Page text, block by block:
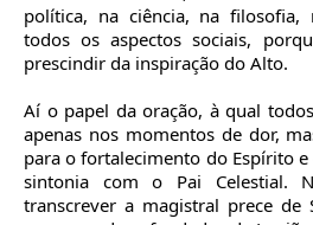
política, na ciência, na
todos os aspectos sociais,
prescindir da inspiração do Alto.
Aí o papel da oração, à qual
apenas nos momentos de dor,
para o fortalecimento do Espírito
sintonia com o Pai Celestial.
transcrever a magistral prece de